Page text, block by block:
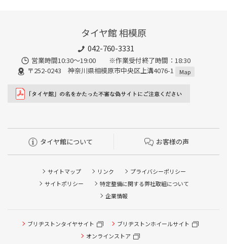
タイヤ館 相模原
042-760-3331
営業時間10:30～19:00 ※作業受付終了時間：18:30
〒252-0243 神奈川県相模原市中央区上溝4076-1
Map
タイヤ館について お客様の声
サイトマップ リンク
プライバシーポリシー
サイトポリシー
特定整備に関する弊社取組について
企業情報
ブリヂストンタイヤサイト
ブリヂストンホイールサイト
オンラインストア
タイヤ点検・安全点検/タイヤ履き替え/オイル交換/その他
ピット作業の予約